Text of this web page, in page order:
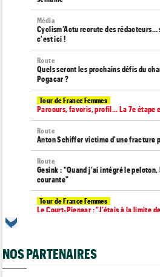
Média
Cyclism’Actu recrute des rédacteurs…
c'est ici !
Route
Quels seront les prochains défis du
Pogacar ?
Tour de France Femmes
Parcours, favoris, profil… La 7e étape
Route
Anton Schiffer victime d'une fracture
Route
Gesink : "Quand j'ai intégré le
courante"
Tour de France Femmes
Le Court-Pienaar : "J’étais à la limite
Média
NOS PARTENAIRES